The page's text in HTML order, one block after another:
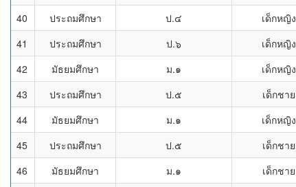
40
ประถมศึกษา ป.๔ เด็กหญิง
41
ประถมศึกษา ป.๖ เด็กหญิง
42
มัธยมศึกษา ม.๑ เด็กหญิง
43
ประถมศึกษา ป.๕ เด็กชาย
44
มัธยมศึกษา ม.๑ เด็กหญิง
45
ประถมศึกษา ป.๕ เด็กชาย
46
มัธยมศึกษา ม.๑ เด็กชาย